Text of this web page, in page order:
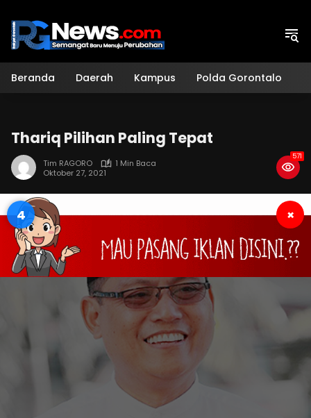
konten
Beranda Daerah Kampus Polda Gorontalo
Thariq Pilihan Paling Tepat
Tim RAGORO
1 Min Baca
Oktober 27, 2021
571
4 ×